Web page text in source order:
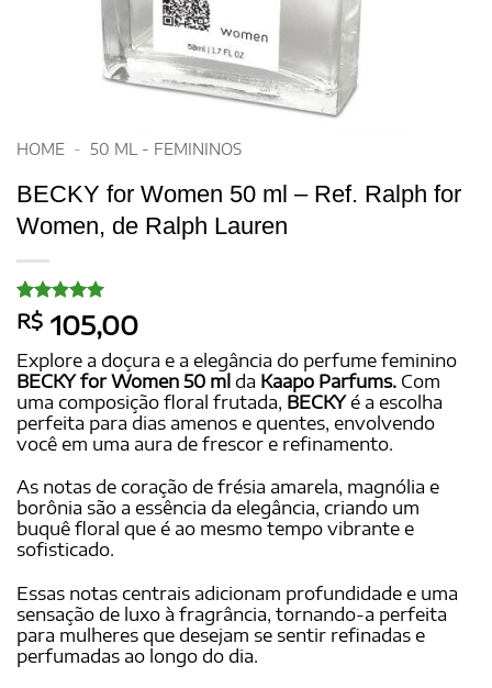
HOME - 50 ML - FEMININOS
BECKY for Women 50 ml – Ref. Ralph for
Women, de Ralph Lauren
Avaliado
como5de
5, com
baseado em
20
avaliações
de clientes
R$ 105,00
Explore a doçura e a elegância do perfume feminino
BECKY for Women 50 ml da Kaapo Parfums. Com
uma composição floral frutada, BECKYé a escolha
perfeita para dias amenos e quentes, envolvendo
você em uma aura de frescor e refinamento.
As notas de coração de frésia amarela, magnólia e
borônia são a essência da elegância, criando um
buquê floral que é ao mesmo tempo vibrante e
sofisticado.
Essas notas centrais adicionam profundidade e uma
sensação de luxo à fragrância, tornando-a perfeita
para mulheres que desejam se sentir refinadas e
perfumadas ao longo do dia.